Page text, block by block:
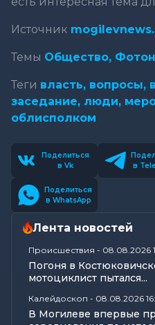
Источник
Темы Общество,
Теги власть, вопросы,
заседание, люди,
облисполком
Поделиться
в Vk
в
Поделиться
в WhatsApp
Лента новостей
Происшествия - 08.08.2026
Погоня в
мотоциклист пытался...
Калейдоскоп - 08.08.2026
В Могилеве впервые